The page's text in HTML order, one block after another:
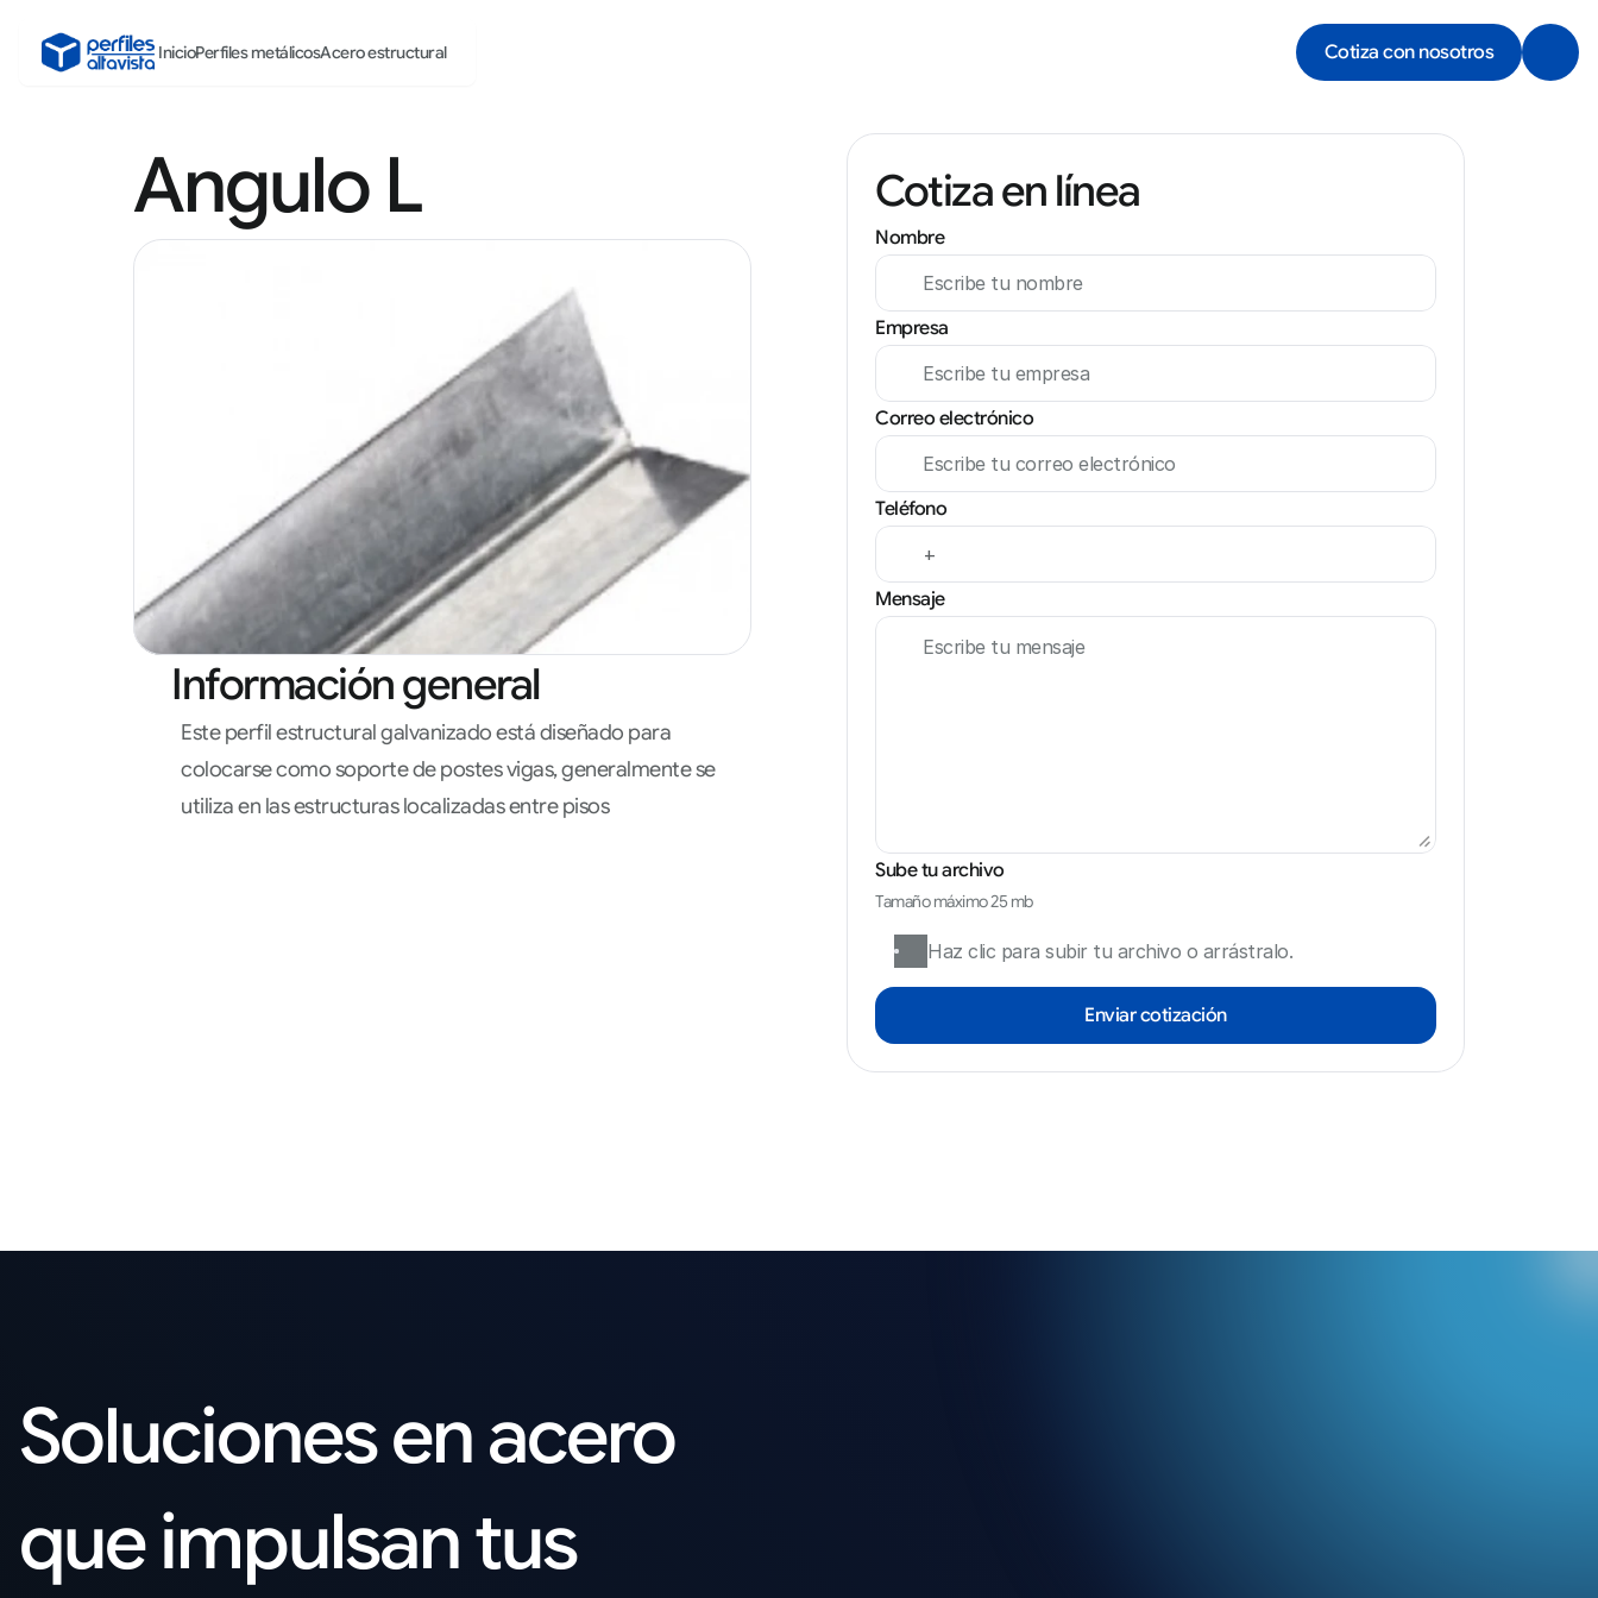
InicioPerfiles metálicosAcero estructural Cotiza con nosotros
Angulo L
Información general
Este perfil estructural galvanizado está diseñado para
colocarse como soporte de postes vigas, generalmente se
utiliza en las estructuras localizadas entre pisos
Cotiza en línea
Nombre
Empresa
Correo electrónico
Teléfono
Mensaje
Sube tu archivo
Tamaño máximo 25 mb
Haz clic para subir tu archivo o arrástralo.
Enviar cotización
Soluciones en acero
que impulsan tus